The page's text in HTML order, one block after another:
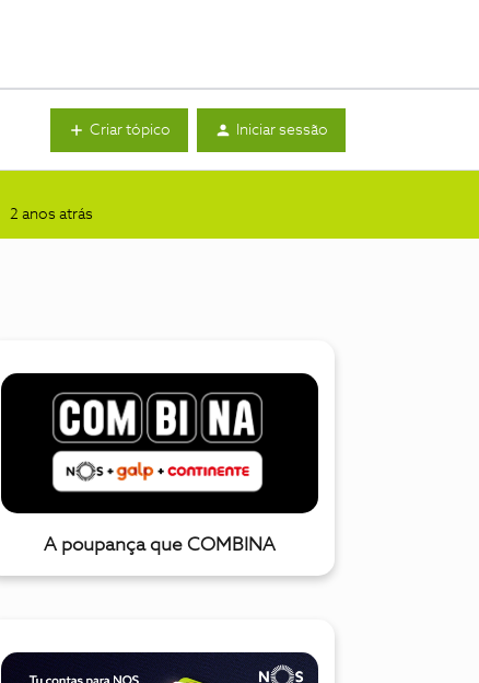
Criar tópico Iniciar sessão
2 anos atrás
A poupança que COMBINA